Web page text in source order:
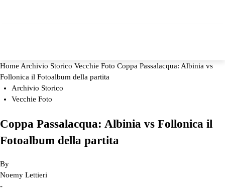
Home Archivio Storico Vecchie Foto Coppa Passalacqua: Albinia vs
Follonica il Fotoalbum della partita
Archivio Storico
Vecchie Foto
Coppa Passalacqua: Albinia vs Follonica il
Fotoalbum della partita
By
Noemy Lettieri
-